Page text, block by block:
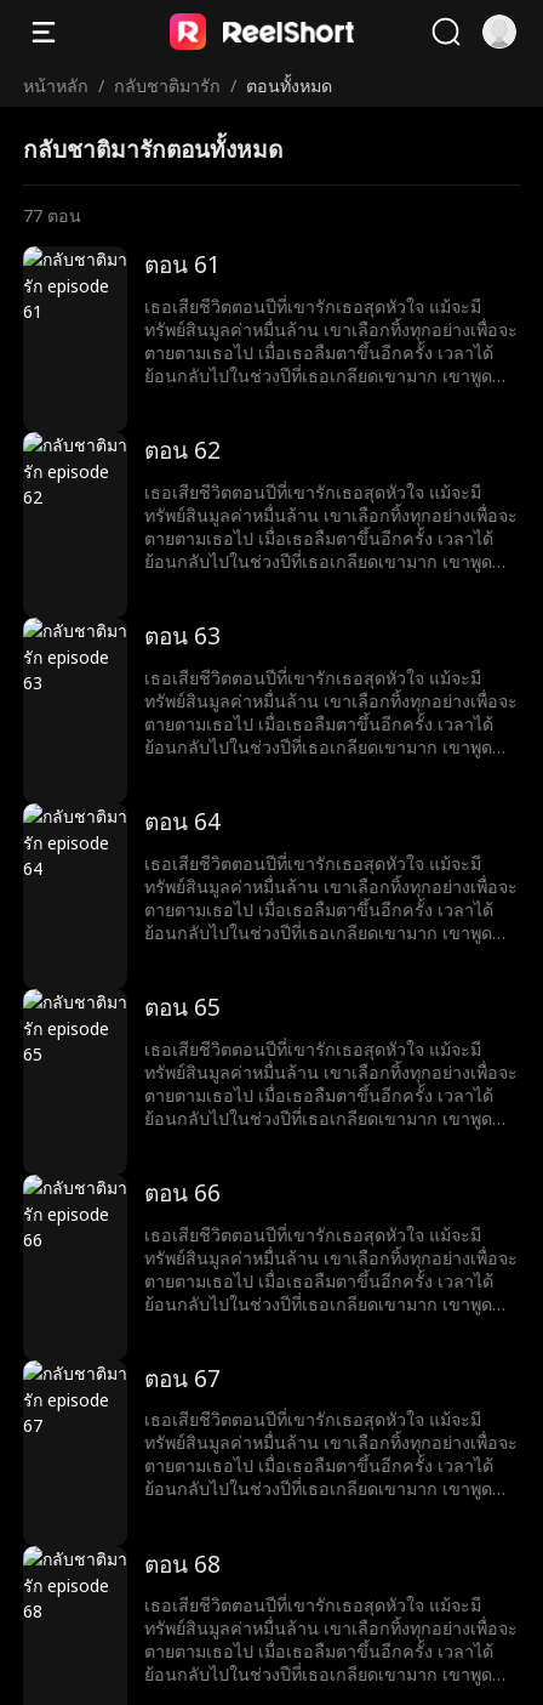
หน้าหลัก / กลับชาติมารัก / ตอนทั้งหมด
กลับชาติมารักตอนทั้งหมด
77 ตอน
ตอน 61
เธอเสียชีวิตตอนปีที่เขารักเธอสุดหัวใจ แม้จะมี
ทรัพย์สินมูลค่าหมื่นล้าน เขาเลือกทิ้งทุกอย่างเพื่อจะ
ตายตามเธอไป เมื่อเธอลืมตาขึ้นอีกครั้ง เวลาได้
ย้อนกลับไปในช่วงปีที่เธอเกลียดเขามาก เขาพูด
ตอน 62
เธอเสียชีวิตตอนปีที่เขารักเธอสุดหัวใจ แม้จะมี
ทรัพย์สินมูลค่าหมื่นล้าน เขาเลือกทิ้งทุกอย่างเพื่อจะ
ตายตามเธอไป เมื่อเธอลืมตาขึ้นอีกครั้ง เวลาได้
ย้อนกลับไปในช่วงปีที่เธอเกลียดเขามาก เขาพูด
ตอน 63
เธอเสียชีวิตตอนปีที่เขารักเธอสุดหัวใจ แม้จะมี
ทรัพย์สินมูลค่าหมื่นล้าน เขาเลือกทิ้งทุกอย่างเพื่อจะ
ตายตามเธอไป เมื่อเธอลืมตาขึ้นอีกครั้ง เวลาได้
ย้อนกลับไปในช่วงปีที่เธอเกลียดเขามาก เขาพูด
ตอน 64
เธอเสียชีวิตตอนปีที่เขารักเธอสุดหัวใจ แม้จะมี
ทรัพย์สินมูลค่าหมื่นล้าน เขาเลือกทิ้งทุกอย่างเพื่อจะ
ตายตามเธอไป เมื่อเธอลืมตาขึ้นอีกครั้ง เวลาได้
ย้อนกลับไปในช่วงปีที่เธอเกลียดเขามาก เขาพูด
ตอน 65
เธอเสียชีวิตตอนปีที่เขารักเธอสุดหัวใจ แม้จะมี
ทรัพย์สินมูลค่าหมื่นล้าน เขาเลือกทิ้งทุกอย่างเพื่อจะ
ตายตามเธอไป เมื่อเธอลืมตาขึ้นอีกครั้ง เวลาได้
ย้อนกลับไปในช่วงปีที่เธอเกลียดเขามาก เขาพูด
ตอน 66
เธอเสียชีวิตตอนปีที่เขารักเธอสุดหัวใจ แม้จะมี
ทรัพย์สินมูลค่าหมื่นล้าน เขาเลือกทิ้งทุกอย่างเพื่อจะ
ตายตามเธอไป เมื่อเธอลืมตาขึ้นอีกครั้ง เวลาได้
ย้อนกลับไปในช่วงปีที่เธอเกลียดเขามาก เขาพูด
ตอน 67
เธอเสียชีวิตตอนปีที่เขารักเธอสุดหัวใจ แม้จะมี
ทรัพย์สินมูลค่าหมื่นล้าน เขาเลือกทิ้งทุกอย่างเพื่อจะ
ตายตามเธอไป เมื่อเธอลืมตาขึ้นอีกครั้ง เวลาได้
ย้อนกลับไปในช่วงปีที่เธอเกลียดเขามาก เขาพูด
ตอน 68
เธอเสียชีวิตตอนปีที่เขารักเธอสุดหัวใจ แม้จะมี
ทรัพย์สินมูลค่าหมื่นล้าน เขาเลือกทิ้งทุกอย่างเพื่อจะ
ตายตามเธอไป เมื่อเธอลืมตาขึ้นอีกครั้ง เวลาได้
ย้อนกลับไปในช่วงปีที่เธอเกลียดเขามาก เขาพูด